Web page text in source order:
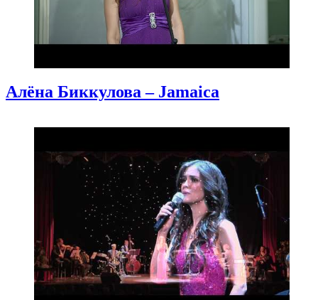
Алёна Биккулова – Jamaica